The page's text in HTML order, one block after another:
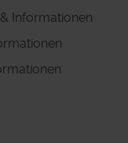
Informationen